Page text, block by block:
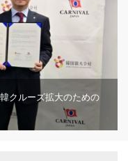
クルーズ拡大のための